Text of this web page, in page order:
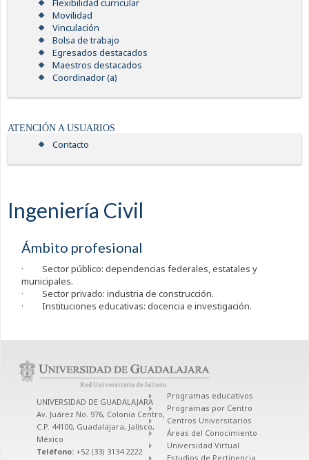
Flexibilidad curricular
Movilidad
Vinculación
Bolsa de trabajo
Egresados destacados
Maestros destacados
Coordinador (a)
ATENCIÓN A USUARIOS
Contacto
Ingeniería Civil
Ámbito profesional
· Sector público: dependencias federales, estatales y
municipales.
· Sector privado: industria de construcción.
· Instituciones educativas: docencia e investigación.
UNIVERSIDAD DE GUADALAJARA
Av. Juárez No. 976, Colonia Centro,
C.P. 44100, Guadalajara, Jalisco,
México
Teléfono: +52 (33) 3134 2222
Programas educativos
Programas por Centro
Centros Universitarios
Áreas del Conocimiento
Universidad Virtual
Estudios de Pertinencia